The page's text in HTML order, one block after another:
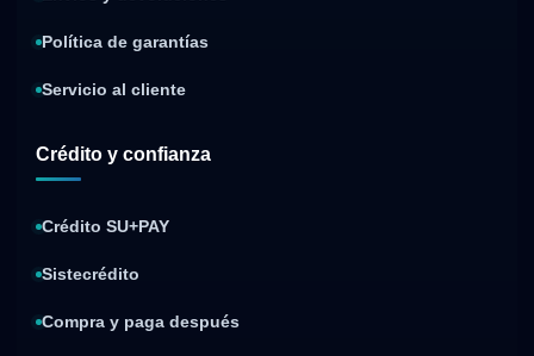
Política de garantías
Servicio al cliente
Crédito y confianza
Crédito SU+PAY
Sistecrédito
Compra y paga después